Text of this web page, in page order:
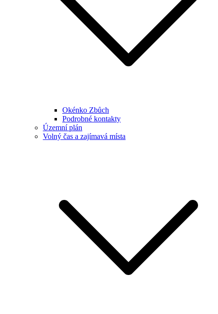
Okénko Zbůch
Podrobné kontakty
Územní plán
Volný čas a zajímavá místa